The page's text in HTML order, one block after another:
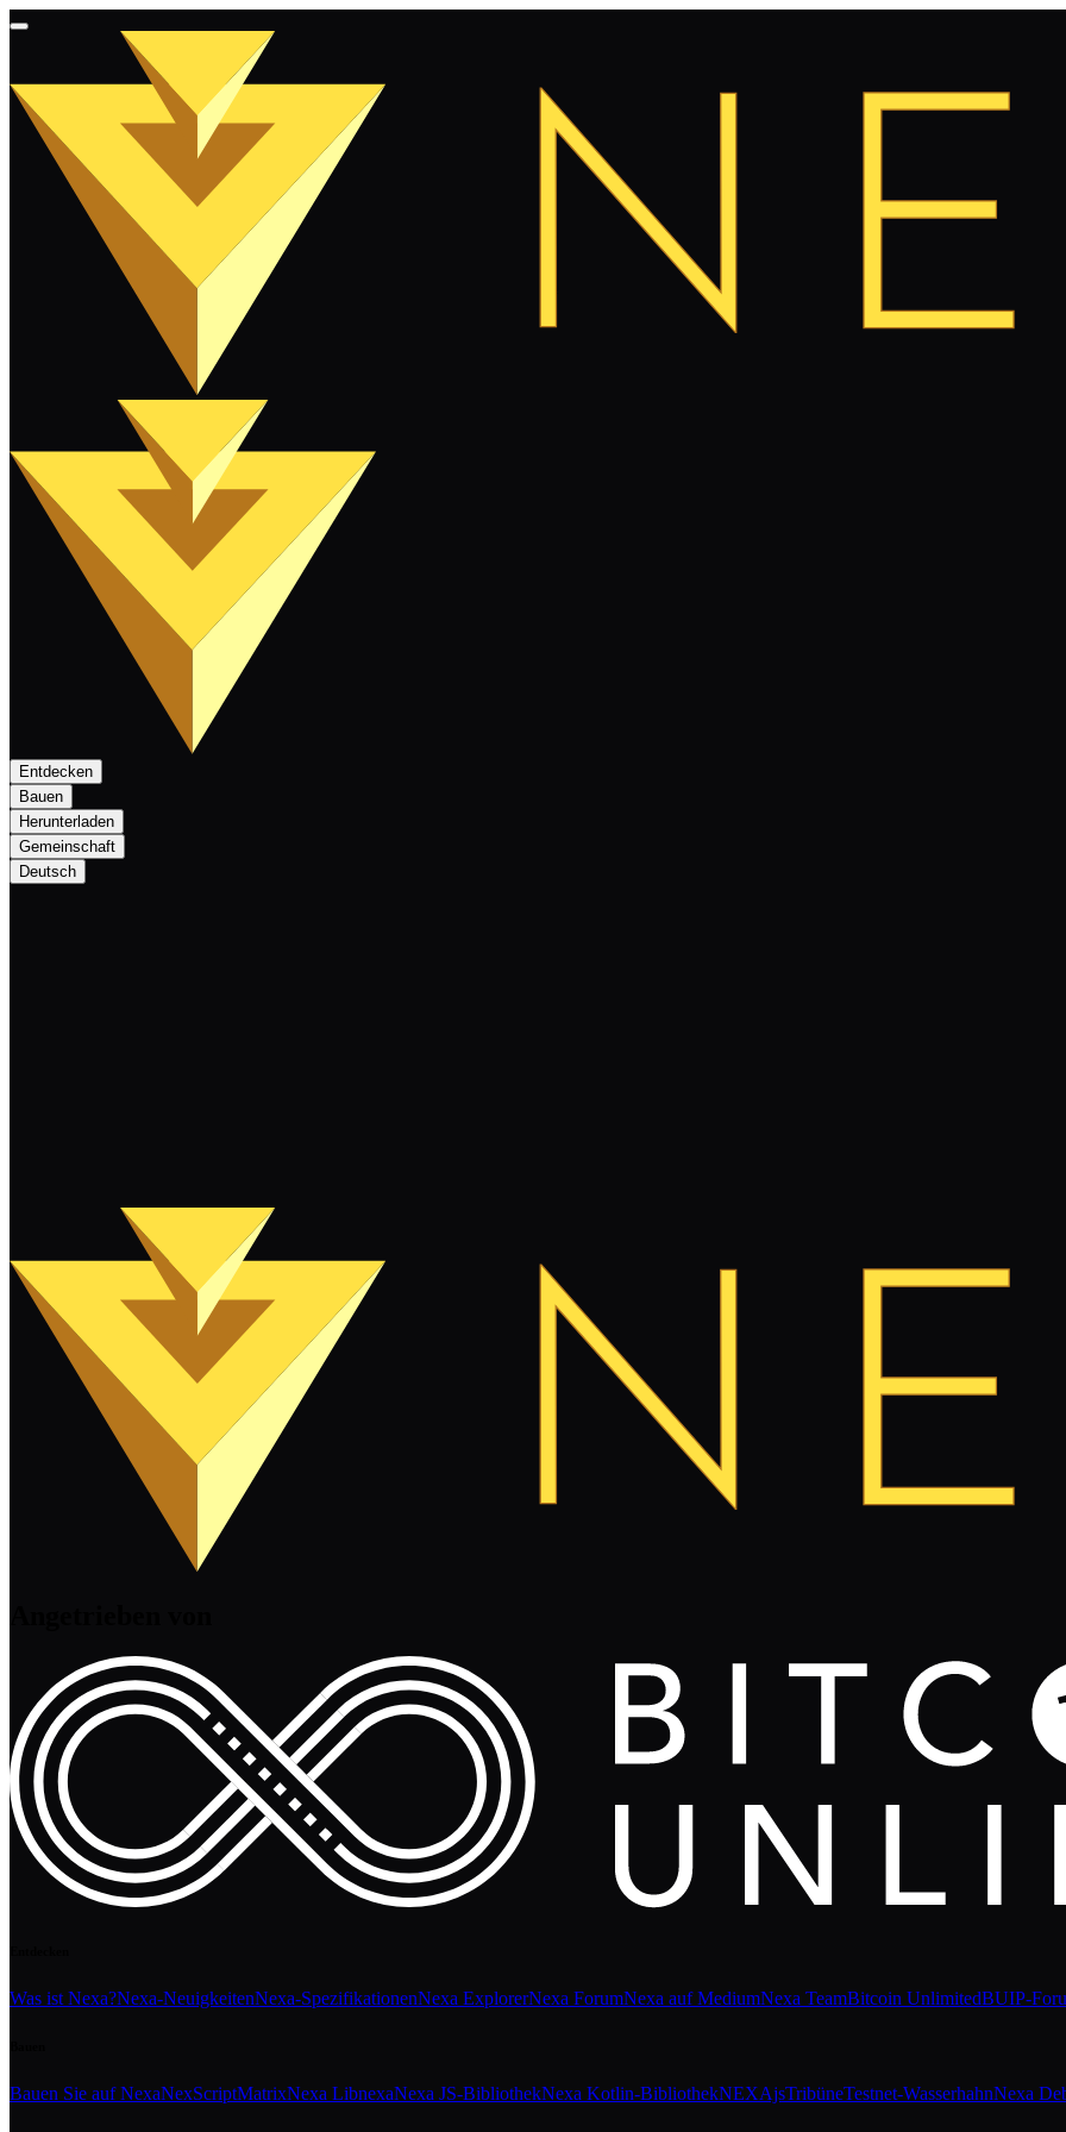
Entdecken
Bauen
Herunterladen
Gemeinschaft
Deutsch
Was ist Nexa?Nexa-NeuigkeitenNexa-SpezifikationenNexa ExplorerNexa ForumNexa auf MediumNexa TeamBitcoin UnlimitedBUIP-
Bauen Sie auf NexaNexScriptMatrixNexa LibnexaNexa JS-BibliothekNexa Kotlin-BibliothekNEXAjsTribüneTestnet-WasserhahnNexa